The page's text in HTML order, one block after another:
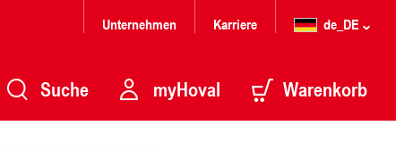
Unternehmen Karriere de_DE
Suche myHoval Warenkorb